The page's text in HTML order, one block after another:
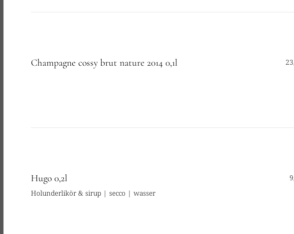
Champagne cossy brut nature 2014 0,1l
Hugo 0,2l
Holunderlikör & sirup | secco | wasser